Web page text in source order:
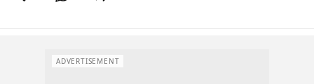
ADVERTISEMENT